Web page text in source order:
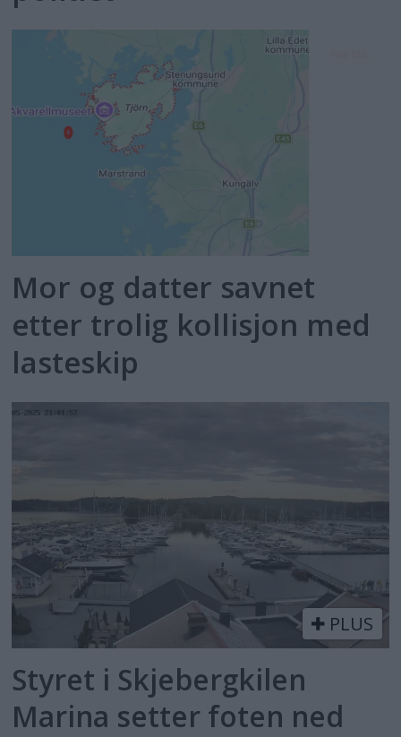
Mor og datter savnet
etter trolig kollisjon med
lasteskip
PLUS
Styret i Skjebergkilen
Marina setter foten ned